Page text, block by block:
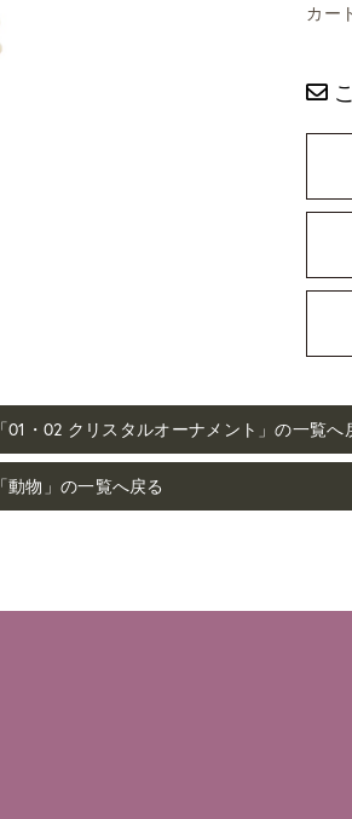
カー
「01・02 クリスタルオーナメント」の一覧へ
「動物」の一覧へ戻る